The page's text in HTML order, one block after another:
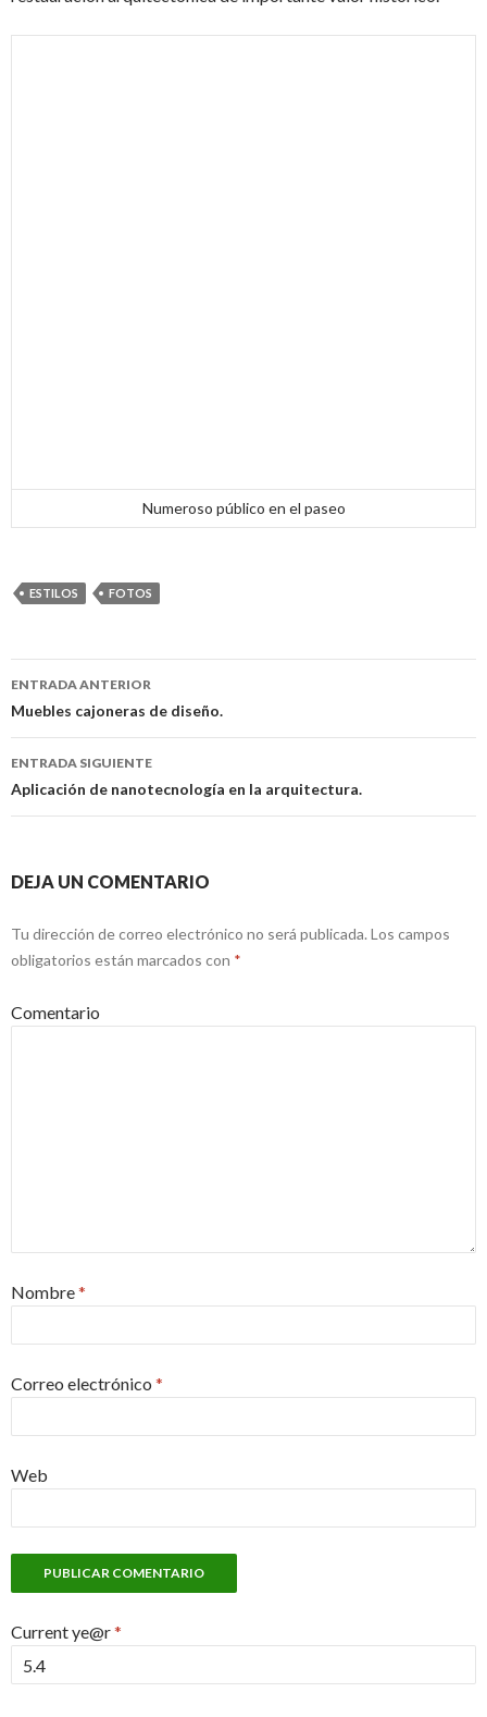
Numeroso público en el paseo
ESTILOS FOTOS
Navegación
de
entradas
ENTRADA ANTERIOR
Muebles cajoneras de diseño.
ENTRADA SIGUIENTE
Aplicación de nanotecnología en la arquitectura.
DEJA UN COMENTARIO
Tu dirección de correo electrónico no será publicada. Los campos
obligatorios están marcados con *
Comentario
Nombre*
Correo electrónico *
Web
Current ye@r*